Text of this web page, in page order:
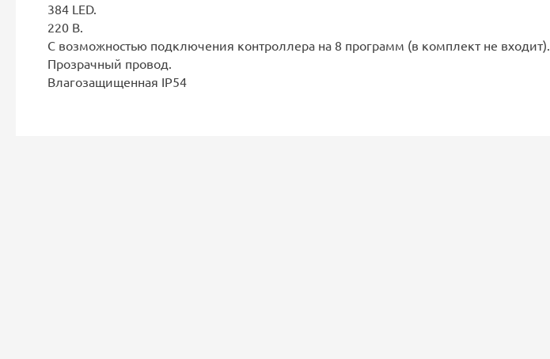
384 LED.
220 B.
С возможностью подключения контроллера на 8 программ (в комплект не входит).
Прозрачный провод.
Влагозащищенная IP54